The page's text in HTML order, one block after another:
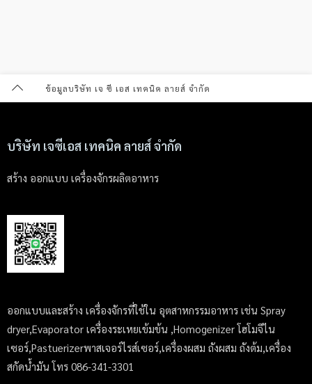
ข้อมูลบริษัท เจ ซี เอส เทคนิค ลายส์ จำกัด
บริษัท เจซีเอส เทคนิค ลายส์ จำกัด
สร้าง ออกแบบ เครื่องจักรผลิตอาหาร
ออกแบบและสร้าง เครื่องจักรที่ใช้ใน อุตสาหกรรมอาหาร เช่น Spray
dryer,Evaporator เครื่องระเหยเข้มข้น ,Homogenizer โฮโมจีไน
เซอร์,Pastuerizerพาสเจอร์ไรส์เซอร์,เครื่องผสม ถังผสม ถังต้ม,เครื่อง
สกัดน้ำมัน โทร 086-341-3301